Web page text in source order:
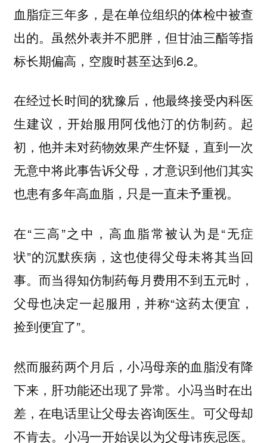
血脂症三年多，是在单位组织的体检中被查
出的。虽然外表并不肥胖，但甘油三酯等指
标长期偏高，空腹时甚至达到6.2。
在经过长时间的犹豫后，他最终接受内科医
生建议，开始服用阿伐他汀的仿制药。起
初，他并未对药物效果产生怀疑，直到一次
无意中将此事告诉父母，才意识到他们其实
也患有多年高血脂，只是一直未予重视。
在“三高”之中，高血脂常被认为是“无症
状”的沉默疾病，这也使得父母未将其当回
事。而当得知仿制药每月费用不到五元时，
父母也决定一起服用，并称“这药太便宜，
捡到便宜了”。
然而服药两个月后，小冯母亲的血脂没有降
下来，肝功能还出现了异常。小冯当时在出
差，在电话里让父母去咨询医生。可父母却
不肯去。小冯一开始误以为父母讳疾忌医。